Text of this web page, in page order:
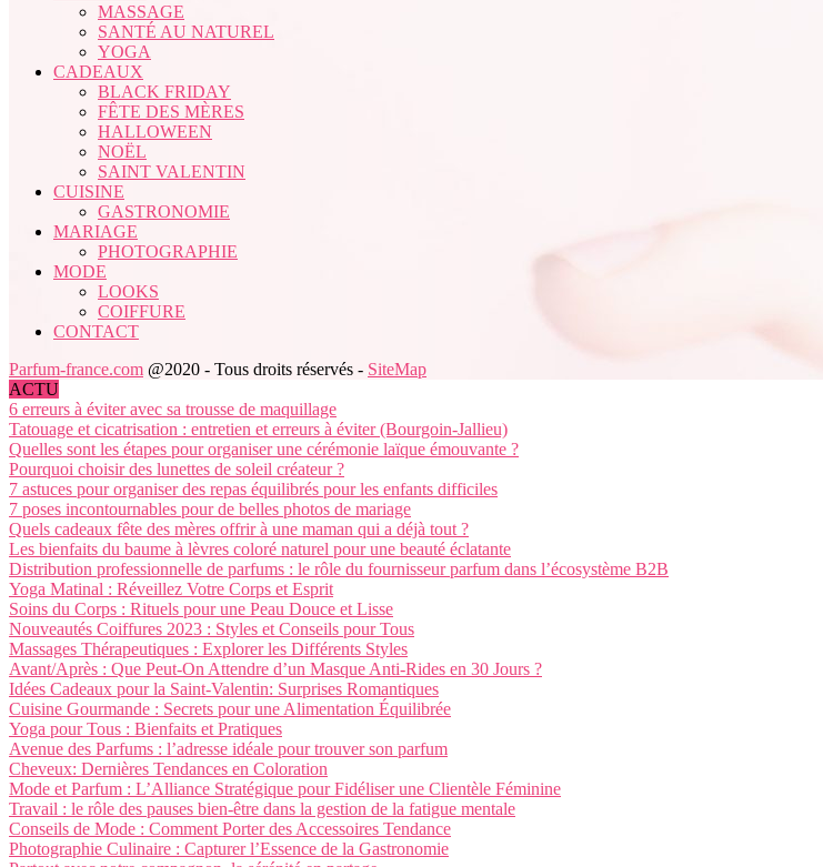
MASSAGE
SANTÉ AU NATUREL
YOGA
CADEAUX
BLACK FRIDAY
FÊTE DES MÈRES
HALLOWEEN
NOËL
SAINT VALENTIN
CUISINE
GASTRONOMIE
MARIAGE
PHOTOGRAPHIE
MODE
LOOKS
COIFFURE
CONTACT
Parfum-france.com @2020 - Tous droits réservés - SiteMap
ACTU
6 erreurs à éviter avec sa trousse de maquillage
Tatouage et cicatrisation : entretien et erreurs à éviter (Bourgoin-Jallieu)
Quelles sont les étapes pour organiser une cérémonie laïque émouvante ?
Pourquoi choisir des lunettes de soleil créateur ?
7 astuces pour organiser des repas équilibrés pour les enfants difficiles
7 poses incontournables pour de belles photos de mariage
Quels cadeaux fête des mères offrir à une maman qui a déjà tout ?
Les bienfaits du baume à lèvres coloré naturel pour une beauté éclatante
Distribution professionnelle de parfums : le rôle du fournisseur parfum dans l’écosystème B2B
Yoga Matinal : Réveillez Votre Corps et Esprit
Soins du Corps : Rituels pour une Peau Douce et Lisse
Nouveautés Coiffures 2023 : Styles et Conseils pour Tous
Massages Thérapeutiques : Explorer les Différents Styles
Avant/Après : Que Peut-On Attendre d’un Masque Anti-Rides en 30 Jours ?
Idées Cadeaux pour la Saint-Valentin: Surprises Romantiques
Cuisine Gourmande : Secrets pour une Alimentation Équilibrée
Yoga pour Tous : Bienfaits et Pratiques
Avenue des Parfums : l’adresse idéale pour trouver son parfum
Cheveux: Dernières Tendances en Coloration
Mode et Parfum : L’Alliance Stratégique pour Fidéliser une Clientèle Féminine
Travail : le rôle des pauses bien-être dans la gestion de la fatigue mentale
Conseils de Mode : Comment Porter des Accessoires Tendance
Photographie Culinaire : Capturer l’Essence de la Gastronomie